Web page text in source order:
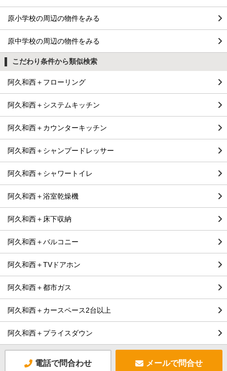
原小学校の周辺の物件をみる
原中学校の周辺の物件をみる
こだわり条件から類似検索
阿久和西＋フローリング
阿久和西＋システムキッチン
阿久和西＋カウンターキッチン
阿久和西＋シャンプードレッサー
阿久和西＋シャワートイレ
阿久和西＋浴室乾燥機
阿久和西＋床下収納
阿久和西＋バルコニー
阿久和西＋TVドアホン
阿久和西＋都市ガス
阿久和西＋カースペース2台以上
阿久和西＋プライスダウン
電話で問合わせ メールで問合せ